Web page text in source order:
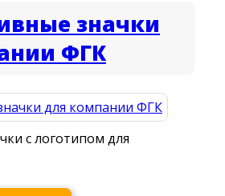
значки
ФГК
с логотипом для